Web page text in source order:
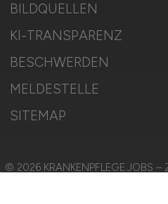
BILDQUELLEN
KI-TRANSPARENZ
BESCHWERDEN
MELDESTELLE
SITEMAP
© 2026 KRANKENPFLEGE.JOBS –